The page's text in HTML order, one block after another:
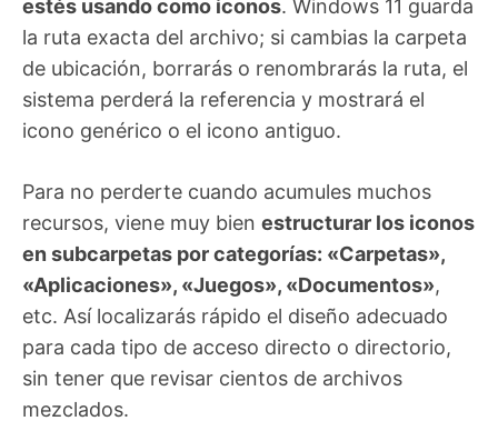
estés usando como iconos. Windows 11 guarda
la ruta exacta del archivo; si cambias la carpeta
de ubicación, borrarás o renombrarás la ruta, el
sistema perderá la referencia y mostrará el
icono genérico o el icono antiguo.
Para no perderte cuando acumules muchos
recursos, viene muy bien estructurar los iconos
en subcarpetas por categorías: «Carpetas»,
«Aplicaciones», «Juegos», «Documentos»,
etc. Así localizarás rápido el diseño adecuado
para cada tipo de acceso directo o directorio,
sin tener que revisar cientos de archivos
mezclados.